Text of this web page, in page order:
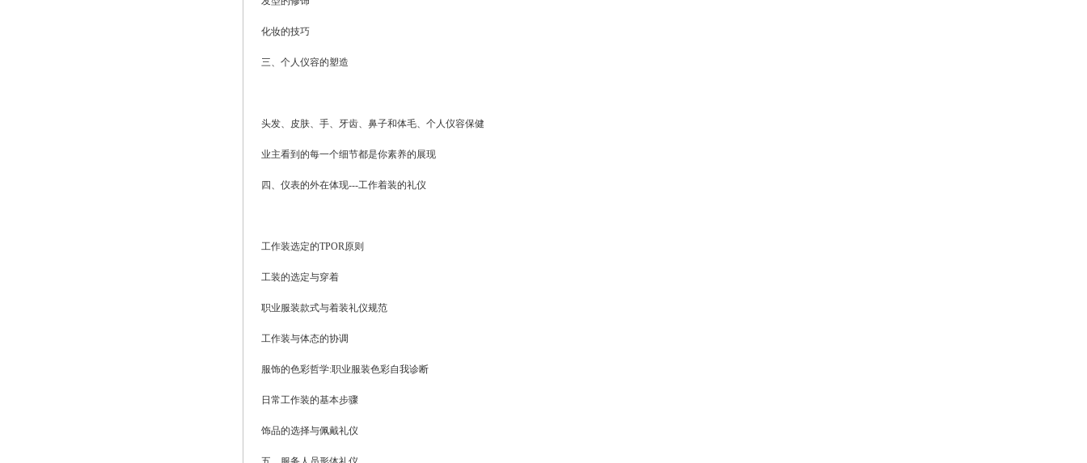
化妆的技巧
三、个人仪容的塑造
头发、皮肤、手、牙齿、鼻子和体毛、个人仪容保健
业主看到的每一个细节都是你素养的展现
四、仪表的外在体现---工作着装的礼仪
工作装选定的TPOR原则
工装的选定与穿着
职业服装款式与着装礼仪规范
工作装与体态的协调
服饰的色彩哲学:职业服装色彩自我诊断
日常工作装的基本步骤
饰品的选择与佩戴礼仪